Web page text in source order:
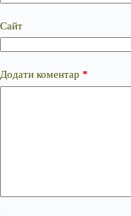
Сайт
Додати коментар *